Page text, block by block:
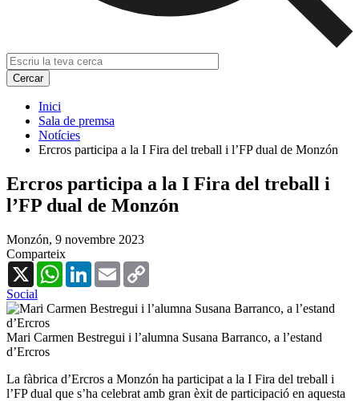
Inici
Sala de premsa
Notícies
Ercros participa a la I Fira del treball i l’FP dual de Monzón
Ercros participa a la I Fira del treball i
l’FP dual de Monzón
Monzón, 9 novembre 2023
Comparteix
X
WhatsAppLinkedInEmail
Social
Mari Carmen Bestregui i l’alumna Susana Barranco, a l’estand
d’Ercros
La fàbrica d’Ercros a Monzón ha participat a la I Fira del treball i
l’FP dual que s’ha celebrat amb gran èxit de participació en aquesta